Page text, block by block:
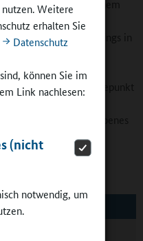
Weitere
erhalten Sie
Datenschutz
können Sie im
Link nachlesen:
(nicht
notwendig, um
und Schülern in einem
der Aufbau des
gehörten auch Trainings in
zur
sowie die
Der Höhepunkt
eines
ihr neu erworbenes
Anhalt